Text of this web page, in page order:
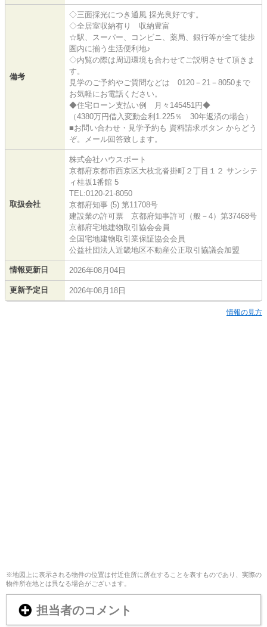
備考
◇三面採光につき通風 採光良好です。
◇全居室収納有り 収納豊富
☆駅、スーパー、コンビニ、薬局、銀行等が全て徒歩
圏内に揃う生活便利地♪
◇内覧の際は周辺環境も合わせてご説明させて頂きま
す。
見学のご予約やご質問などは 0120－21－8050まで
お気軽にお電話ください。
◆住宅ローン支払い例 月々145451円◆
（4380万円借入変動金利1.225％ 30年返済の場合）
■お問い合わせ・見学予約も 資料請求ボタン からどう
ぞ。メール回答致します。
取扱会社
株式会社ハウスポート
京都府京都市西京区大枝北沓掛町２丁目１２ サンシテ
ィ桂坂1番館 5
TEL:0120-21-8050
京都府知事 (5) 第11708号
建設業の許可票 京都府知事許可（般－4）第37468号
京都府宅地建物取引協会会員
全国宅地建物取引業保証協会会員
公益社団法人近畿地区不動産公正取引協議会加盟
情報更新日 2026年08月04日
更新予定日 2026年08月18日
情報の見方
※地図上に表示される物件の位置は付近住所に所在することを表すものであり、実際の
物件所在地とは異なる場合がございます。
担当者のコメント